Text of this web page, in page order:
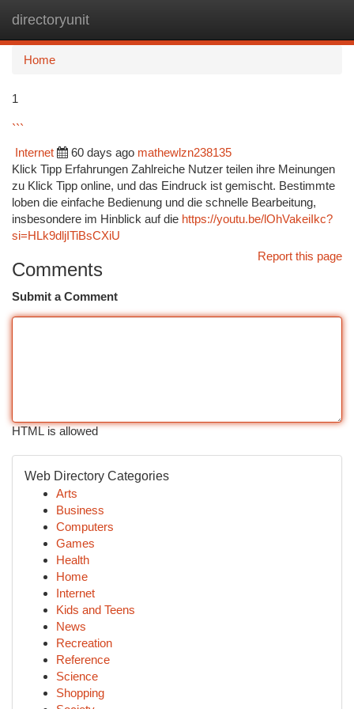
directoryunit
Home
1
```
Internet
60 days ago mathewlzn238135
Klick Tipp Erfahrungen Zahlreiche Nutzer teilen ihre Meinungen
zu Klick Tipp online, und das Eindruck ist gemischt. Bestimmte
loben die einfache Bedienung und die schnelle Bearbeitung,
insbesondere im Hinblick auf die https://youtu.be/lOhVakeiIkc?
si=HLk9dljITiBsCXiU
Report this page
Comments
Submit a Comment
HTML is allowed
Web Directory Categories
Arts
Business
Computers
Games
Health
Home
Internet
Kids and Teens
News
Recreation
Reference
Science
Shopping